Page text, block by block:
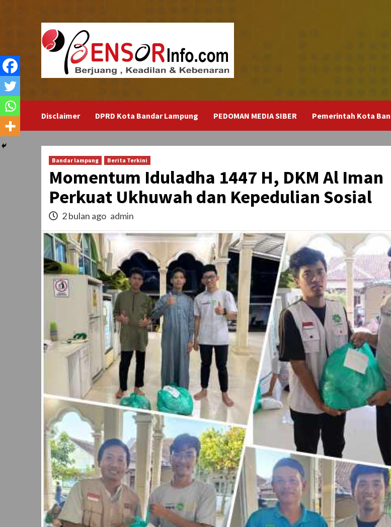
Disclaimer DPRD Kota Bandar Lampung PEDOMAN MEDIA SIBER Pemerintah Kota
Bandar lampung Berita Terkini
Momentum Iduladha 1447 H, DKM Al Iman
Perkuat Ukhuwah dan Kepedulian Sosial
2 bulan ago admin